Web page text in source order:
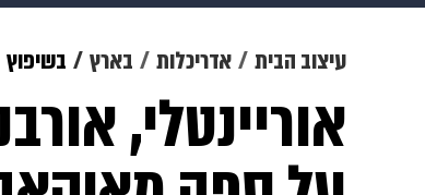
מוזיקה תרבות צבא
דיגיטל גאווה
עיצוב הבית אדריכלות בארץ בשיפוץ
אוריינטלי,